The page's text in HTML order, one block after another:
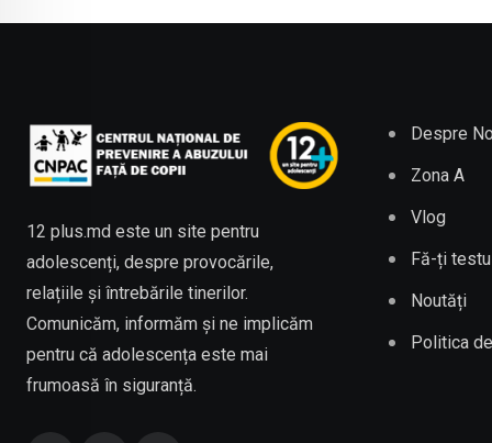
12 plus.md este un site pentru
adolescenți, despre provocările,
relațiile și întrebările tinerilor.
Comunicăm, informăm și ne implicăm
pentru că adolescența este mai
frumoasă în siguranță.
Despre
Zona A
Vlog
Fă-ți
Noutăți
Politica